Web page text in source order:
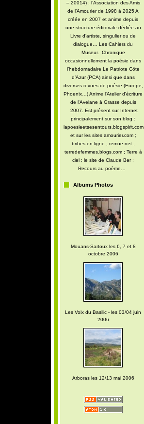
– 20014) ; l’Association des Amis
de l’Amourier de 1998 à 2025 A
créée en 2007 et anime depuis
une structure éditoriale dédiée au
Livre d’artiste, singulier ou de
dialogue… Les Cahiers du
Museur. Chronique
occasionnellement la poésie dans
l’hebdomadaire Le Patriote Côte
d’Azur (PCA) ainsi que dans
diverses revues de poésie (Europe,
Phoenix…) Anime l'Atelier d'écriture
de l'Avelane à Grasse depuis
2007. Est présent sur Internet
principalement sur son blog :
lapoesieetsesentours.blogspirit.com
et sur les sites amourier.com ;
bribes-en-ligne ; remue.net ;
terredefemmes.blogs.com ; Terre à
ciel ; le site de Claude Ber ;
Recours au poème…
Albums Photos
Mouans-Sartoux les 6, 7 et 8
octobre 2006
Les Voix du Basilic - les 03/04 juin
2006
Arboras les 12/13 mai 2006